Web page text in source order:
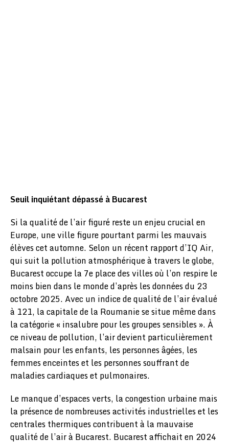
Seuil inquiétant dépassé à Bucarest
Si la qualité de l’air figuré reste un enjeu crucial en
Europe, une ville figure pourtant parmi les mauvais
élèves cet automne. Selon un récent rapport d’IQ Air,
qui suit la pollution atmosphérique à travers le globe,
Bucarest occupe la 7e place des villes où l’on respire le
moins bien dans le monde d’après les données du 23
octobre 2025. Avec un indice de qualité de l’air évalué
à 121, la capitale de la Roumanie se situe même dans
la catégorie « insalubre pour les groupes sensibles ». À
ce niveau de pollution, l’air devient particulièrement
malsain pour les enfants, les personnes âgées, les
femmes enceintes et les personnes souffrant de
maladies cardiaques et pulmonaires.
Le manque d’espaces verts, la congestion urbaine mais
la présence de nombreuses activités industrielles et les
centrales thermiques contribuent à la mauvaise
qualité de l’air à Bucarest. Bucarest affichait en 2024